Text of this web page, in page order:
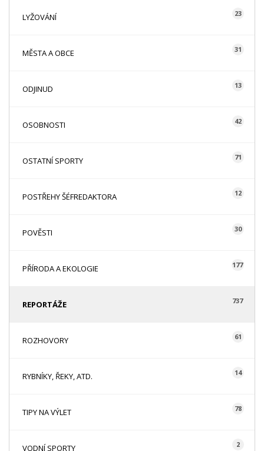
LYŽOVÁNÍ 23
MĚSTA A OBCE 31
ODJINUD 13
OSOBNOSTI 42
OSTATNÍ SPORTY 71
POSTŘEHY ŠÉFREDAKTORA 12
POVĚSTI 30
PŘÍRODA A EKOLOGIE 177
REPORTÁŽE 737
ROZHOVORY 61
RYBNÍKY, ŘEKY, ATD. 14
TIPY NA VÝLET 78
VODNÍ SPORTY 2